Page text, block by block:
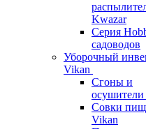
Kwazar
Серия
садоводов
Уборочный
Vikan
Сгоны и
Совки
Vikan